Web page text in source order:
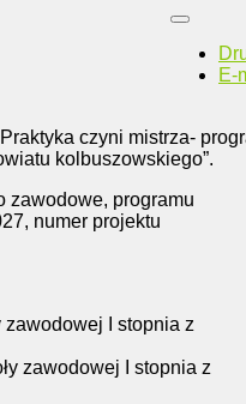
E-
czyni mistrza-
kolbuszowskiego”.
zawodowe, programu
numer projektu
zawodowej I stopnia z
zawodowej I stopnia z